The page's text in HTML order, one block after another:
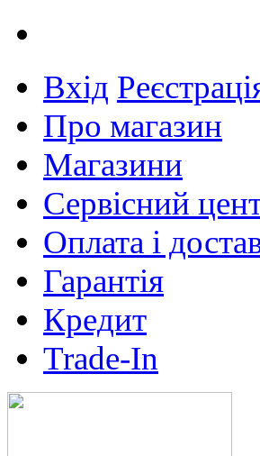
Вхід
Про магазин
Магазини
Сервісний
Оплата і
Гарантія
Кредит
Trade-In